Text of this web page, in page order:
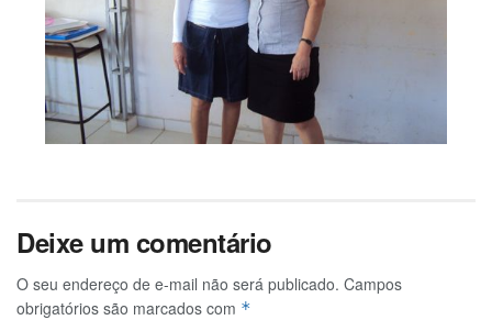
Deixe um comentário
O seu endereço de e-mail não será publicado. Campos
obrigatórios são marcados com *